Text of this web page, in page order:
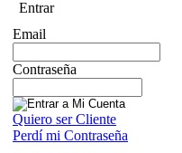
Entrar
Email
Contraseña
Quiero ser Cliente
Perdí mi Contraseña